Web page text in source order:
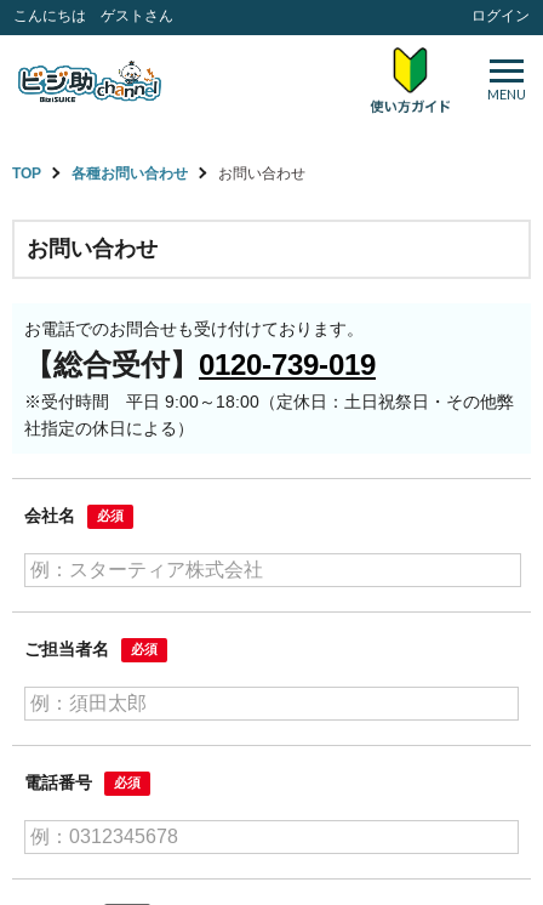
こんにちは ゲストさん ログイン
MENU
TOP 各種お問い合わせ お問い合わせ
お問い合わせ
お電話でのお問合せも受け付けております。
【総合受付】 0120-739-019
※受付時間 平日 9:00～18:00（定休日：土日祝祭日・その他弊
社指定の休日による）
会社名
ご担当者名
電話番号